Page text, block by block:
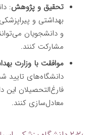
تحقیق و پژوهش:
بهداشتی و
و دانشجویان
مشارکت کنند.
موافقت با وزارت
دانشگاه‌های تایید
فارغ‌التحصیلان این
معادل‌سازی کنند.